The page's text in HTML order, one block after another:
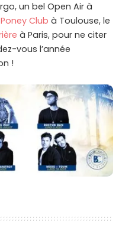
un bel Open Air à
Poney Club à Toulouse, le
à Paris, pour ne citer
vous l’année
!